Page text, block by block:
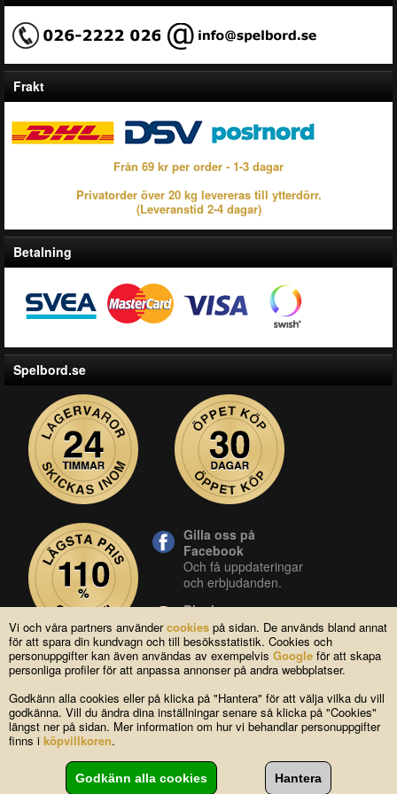
Vi och våra partners användercookies på sidan. De används bland annat
för att spara din kundvagn och till besöksstatistik. Cookies och
personuppgifter kan även användas av exempelvis Google för att skapa
personliga profiler för att anpassa annonser på andra webbplatser.
Godkänn alla cookies eller på klicka på "Hantera" för att välja vilka du vill
godkänna. Vill du ändra dina inställningar senare så klicka på "Cookies"
längst ner på sidan. Mer information om hur vi behandlar personuppgifter
finns i köpvillkoren.
Frakt
Från 69 kr per order - 1-3 dagar
Privatorder över 20 kg levereras till ytterdörr.
(Leveranstid 2-4 dagar)
Betalning
Spelbord.se
Gilla oss på
Facebook
Och få uppdateringar
och erbjudanden.
Blocket
Vår butik på blocket.
YouTube
Se våra produkter live
Copyright © 2004-2026 Lagsidan AB
FAQ|Om oss|Köpvillkor|Cookies |Kontakta oss